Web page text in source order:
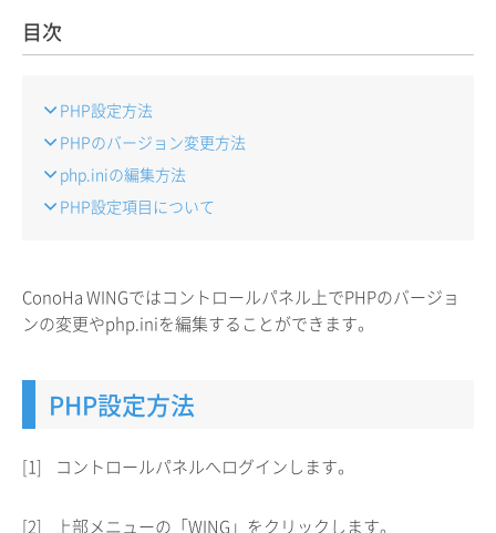
目次
PHP設定方法
PHPのバージョン変更方法
php.iniの編集方法
PHP設定項目について
ConoHa WINGではコントロールパネル上でPHPのバージョ
ンの変更やphp.iniを編集することができます。
PHP設定方法
[1] コントロールパネルへログインします。
[2] 上部メニューの「WING」をクリックします。